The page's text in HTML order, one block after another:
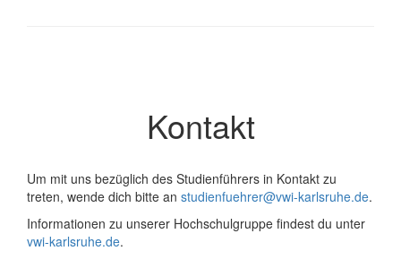
Kontakt
Um mit uns bezüglich des Studienführers in Kontakt zu
treten, wende dich bitte an studienfuehrer@vwi-karlsruhe.de.
Informationen zu unserer Hochschulgruppe findest du unter
vwi-karlsruhe.de.